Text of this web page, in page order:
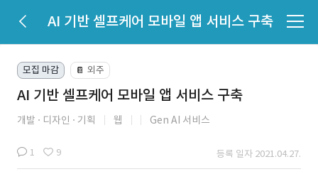
AI 기반 셀프케어 모바일 앱 서비스 구축
모집 마감 📔 외주
AI 기반 셀프케어 모바일 앱 서비스 구축
개발 디자인 기획 웹 Gen AI 서비스
1 9 등록 일자 2021.04.27.